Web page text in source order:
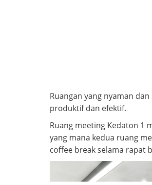
Ruangan yang nyaman
produktif dan efektif.
Ruang meeting Kedaton 1
yang mana kedua ruang
coffee break selama rapat